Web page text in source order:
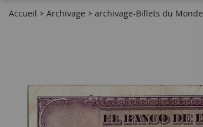
Accueil > Archivage > archivage-Billets du Monde